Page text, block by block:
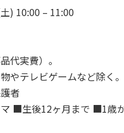
) 10:00 – 11:00
代実費）。
やテレビゲームなど除く。
者
■生後12ヶ月まで ■1歳